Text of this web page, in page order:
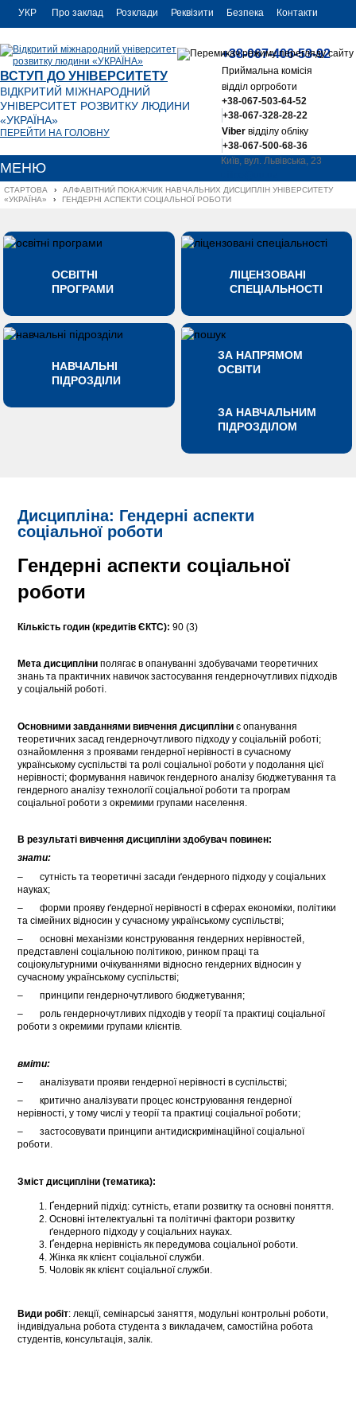
УКР
ENG
Про заклад Розклади Реквізити Безпека Контакти
ВСТУП ДО УНІВЕРСИТЕТУ
ВІДКРИТИЙ МІЖНАРОДНИЙ
УНІВЕРСИТЕТ РОЗВИТКУ ЛЮДИНИ
«УКРАЇНА»
ПЕРЕЙТИ НА ГОЛОВНУ
+38-067-406-53-92
Приймальна комісія
відділ оргроботи
+38-067-503-64-52
+38-067-328-28-22
Viberвідділу обліку
+38-067-500-68-36
Київ, вул. Львівська, 23
МЕНЮ
СТАРТОВА ›
АЛФАВІТНИЙ ПОКАЖЧИК НАВЧАЛЬНИХ ДИСЦИПЛІН УНІВЕРСИТЕТУ
«УКРАЇНА»
› ГЕНДЕРНІ АСПЕКТИ СОЦІАЛЬНОЇ РОБОТИ
ОСВІТНІ
ПРОГРАМИ
ЛІЦЕНЗОВАНІ
СПЕЦІАЛЬНОСТІ
НАВЧАЛЬНІ
ПІДРОЗДІЛИ
ЗА НАПРЯМОМ
ОСВІТИ
ЗА НАВЧАЛЬНИМ
ПІДРОЗДІЛОМ
Дисципліна: Гендерні аспекти
соціальної роботи
Гендерні аспекти соціальної
роботи
Кількість годин (кредитів ЄКТС): 90 (3)
Мета дисципліни полягає в опануванні здобувачами теоретичних
знань та практичних навичок застосування гендерночутливих підходів
у соціальній роботі.
Основними завданнями вивчення дисципліни є опанування
теоретичних засад гендерночутливого підходу у соціальній роботі;
ознайомлення з проявами гендерної нерівності в сучасному
українському суспільстві та ролі соціальної роботи у подолання цієї
нерівності; формування навичок гендерного аналізу бюджетування та
гендерного аналізу технології соціальної роботи та програм
соціальної роботи з окремими групами населення.
В результаті вивчення дисципліни здобувач повинен:
знати:
– сутність та теоретичні засади ґендерного підходу у соціальних
науках;
– форми прояву ґендерної нерівності в сферах економіки, політики
та сімейних відносин у сучасному українському суспільстві;
– основні механізми конструювання гендерних нерівностей,
представлені соціальною політикою, ринком праці та
соціокультурними очікуваннями відносно гендерних відносин у
сучасному українському суспільстві;
– принципи гендерночутливого бюджетування;
– роль гендерночутливих підходів у теорії та практиці соціальної
роботи з окремими групами клієнтів.
вміти:
– аналізувати прояви гендерної нерівності в суспільстві;
– критично аналізувати процес конструювання гендерної
нерівності, у тому числі у теорії та практиці соціальної роботи;
– застосовувати принципи антидискримінаційної соціальної
роботи.
Зміст дисципліни (тематика):
Ґендерний підхід: сутність, етапи розвитку та основні поняття.
Основні інтелектуальні та політичні фактори розвитку
ґендерного підходу у соціальних науках.
Ґендерна нерівність як передумова соціальної роботи.
Жінка як клієнт соціальної служби.
Чоловік як клієнт соціальної служби.
Види робіт: лекції, семінарські заняття, модульні контрольні роботи,
індивідуальна робота студента з викладачем, самостійна робота
студентів, консультація, залік.